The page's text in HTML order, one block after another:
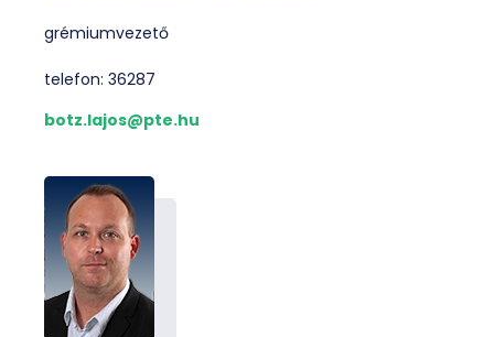
grémiumvezető
telefon: 36287
botz.lajos@pte.hu